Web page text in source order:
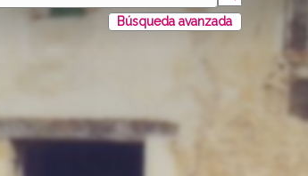
Búsqueda avanzada